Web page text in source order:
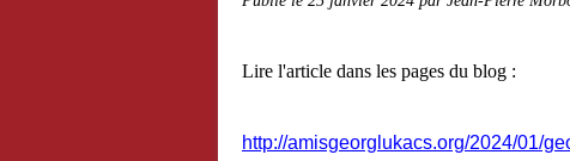
Lire l'article dans les pages du blog :
http://amisgeorglukacs.org/2024/01/